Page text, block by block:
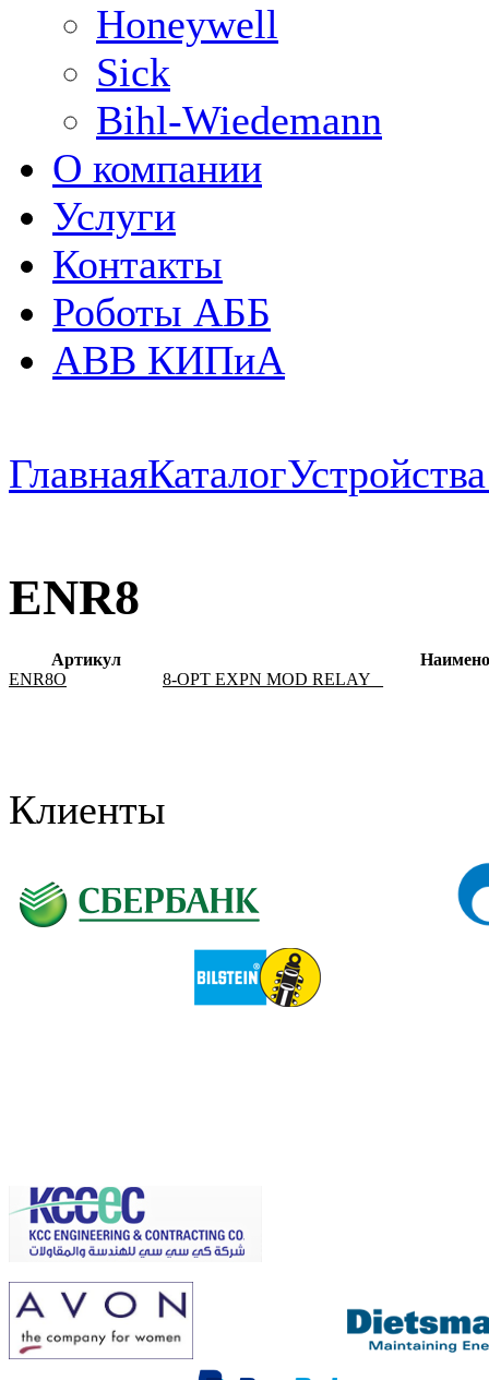
Honeywell
Sick
Bihl-Wiedemann
О компании
Услуги
Контакты
Роботы АББ
ABB КИПиА
ГлавнаяКаталог
ENR8
Артикул
ENR8O
8-OPT EXPN MOD RELAY _
Клиенты